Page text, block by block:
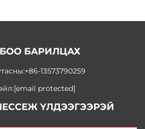
БАРИЛЦАХ
+86-13573790259
[email protected]
ҮЛДЭЭГЭЭРЭЙ